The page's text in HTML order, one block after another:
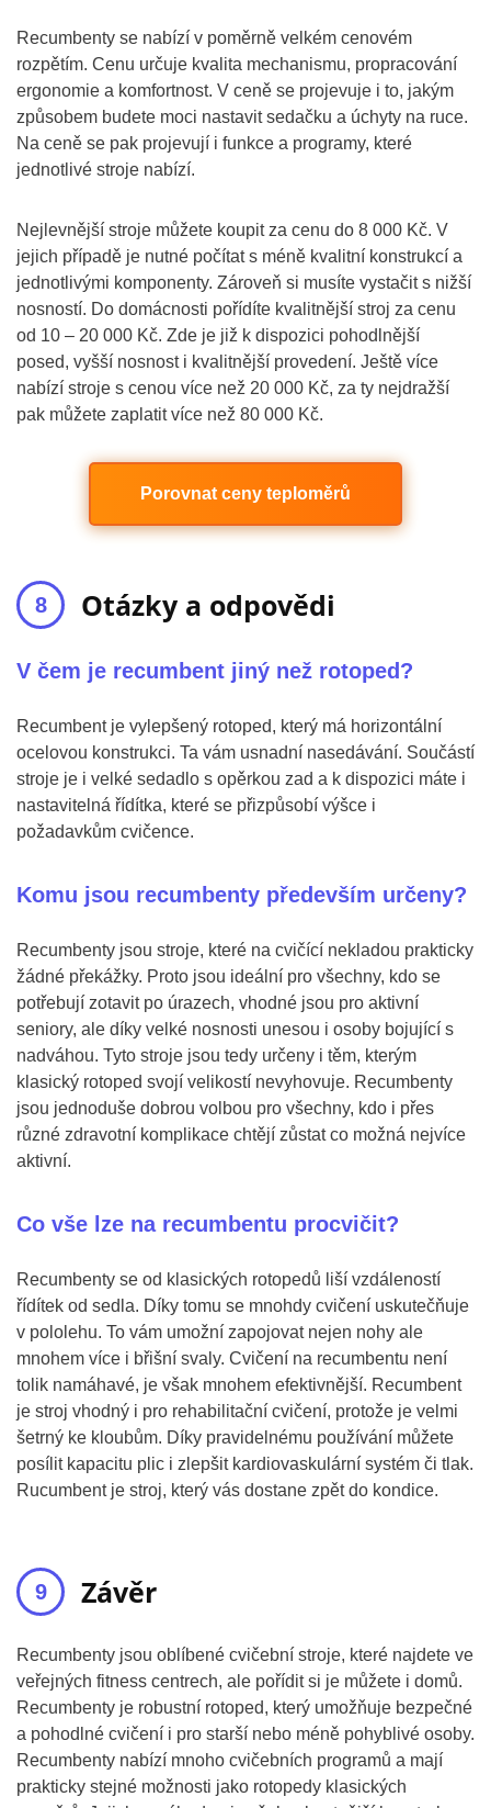
Recumbenty se nabízí v poměrně velkém cenovém
rozpětím. Cenu určuje kvalita mechanismu, propracování
ergonomie a komfortnost. V ceně se projevuje i to, jakým
způsobem budete moci nastavit sedačku a úchyty na ruce.
Na ceně se pak projevují i funkce a programy, které
jednotlivé stroje nabízí.
Nejlevnější stroje můžete koupit za cenu do 8 000 Kč. V
jejich případě je nutné počítat s méně kvalitní konstrukcí a
jednotlivými komponenty. Zároveň si musíte vystačit s nižší
nosností. Do domácnosti pořídíte kvalitnější stroj za cenu
od 10 – 20 000 Kč. Zde je již k dispozici pohodlnější
posed, vyšší nosnost i kvalitnější provedení. Ještě více
nabízí stroje s cenou více než 20 000 Kč, za ty nejdražší
pak můžete zaplatit více než 80 000 Kč.
Porovnat ceny teploměrů
Otázky a odpovědi
V čem je recumbent jiný než rotoped?
Recumbent je vylepšený rotoped, který má horizontální
ocelovou konstrukci. Ta vám usnadní nasedávání. Součástí
stroje je i velké sedadlo s opěrkou zad a k dispozici máte i
nastavitelná řídítka, které se přizpůsobí výšce i
požadavkům cvičence.
Komu jsou recumbenty především určeny?
Recumbenty jsou stroje, které na cvičící nekladou prakticky
žádné překážky. Proto jsou ideální pro všechny, kdo se
potřebují zotavit po úrazech, vhodné jsou pro aktivní
seniory, ale díky velké nosnosti unesou i osoby bojující s
nadváhou. Tyto stroje jsou tedy určeny i těm, kterým
klasický rotoped svojí velikostí nevyhovuje. Recumbenty
jsou jednoduše dobrou volbou pro všechny, kdo i přes
různé zdravotní komplikace chtějí zůstat co možná nejvíce
aktivní.
Co vše lze na recumbentu procvičit?
Recumbenty se od klasických rotopedů liší vzdáleností
řídítek od sedla. Díky tomu se mnohdy cvičení uskutečňuje
v pololehu. To vám umožní zapojovat nejen nohy ale
mnohem více i břišní svaly. Cvičení na recumbentu není
tolik namáhavé, je však mnohem efektivnější. Recumbent
je stroj vhodný i pro rehabilitační cvičení, protože je velmi
šetrný ke kloubům. Díky pravidelnému používání můžete
posílit kapacitu plic i zlepšit kardiovaskulární systém či tlak.
Rucumbent je stroj, který vás dostane zpět do kondice.
Závěr
Recumbenty jsou oblíbené cvičební stroje, které najdete ve
veřejných fitness centrech, ale pořídit si je můžete i domů.
Recumbenty je robustní rotoped, který umožňuje bezpečné
a pohodlné cvičení i pro starší nebo méně pohyblivé osoby.
Recumbenty nabízí mnoho cvičebních programů a mají
prakticky stejné možnosti jako rotopedy klasických